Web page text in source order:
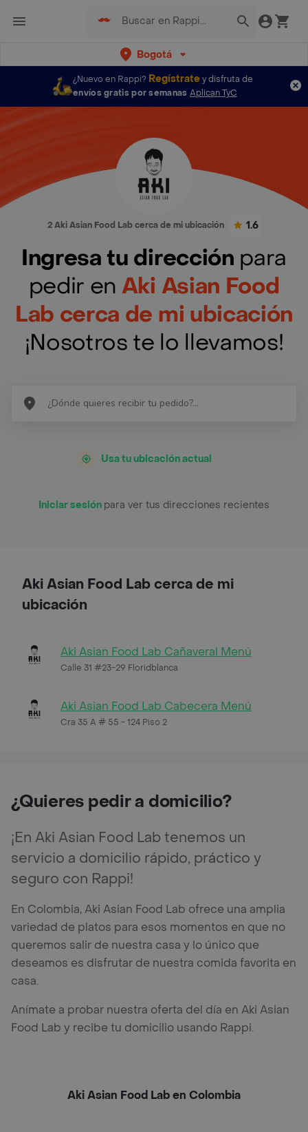
Bogotá
¿Nuevo en Rappi? Regístratey disfruta de
envíos gratis por semanas Aplican TyC
2 Aki Asian Food Lab cerca de mi ubicación 1.6
Ingresa tu dirección para
pedir en Aki Asian Food
Lab cerca de mi ubicación
¡Nosotros te lo llevamos!
Usa tu ubicación actual
Iniciar sesión para ver tus direcciones recientes
Aki Asian Food Lab cerca de mi
ubicación
Aki Asian Food Lab Cañaveral Menú
Calle 31 #23-29 Floridblanca
Aki Asian Food Lab Cabecera Menú
Cra 35 A # 55 - 124 Piso 2
¿Quieres pedir a domicilio?
¡En Aki Asian Food Lab tenemos un
servicio a domicilio rápido, práctico y
seguro con Rappi!
En Colombia, Aki Asian Food Lab ofrece una amplia
variedad de platos para esos momentos en que no
queremos salir de nuestra casa y lo único que
deseamos es disfrutar de nuestra comida favorita en
casa.
Anímate a probar nuestra oferta del día en Aki Asian
Food Lab y recibe tu domicilio usando Rappi.
Aki Asian Food Lab en Colombia